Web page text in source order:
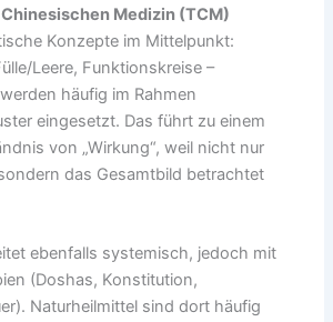
Medizin (TCM)
Konzepte im Mittelpunkt:
Leere, Funktionskreise –
häufig im Rahmen
eingesetzt. Das führt zu einem
von „Wirkung“, weil nicht nur
das Gesamtbild betrachtet
ebenfalls systemisch, jedoch mit
(Doshas, Konstitution,
Naturheilmittel sind dort häufig